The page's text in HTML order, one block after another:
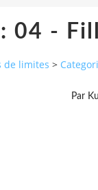
04 -
de limites >
Par